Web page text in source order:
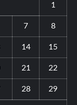
1
7 8
14 15
21 22
28 29